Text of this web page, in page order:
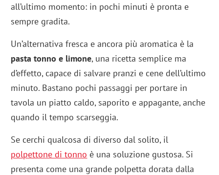
all’ultimo momento: in pochi minuti è pronta e
sempre gradita.
Un’alternativa fresca e ancora più aromatica è la
pasta tonno e limone, una ricetta semplice ma
d’effetto, capace di salvare pranzi e cene dell’ultimo
minuto. Bastano pochi passaggi per portare in
tavola un piatto caldo, saporito e appagante, anche
quando il tempo scarseggia.
Se cerchi qualcosa di diverso dal solito, il
polpettone di tonno è una soluzione gustosa. Si
presenta come una grande polpetta dorata dalla